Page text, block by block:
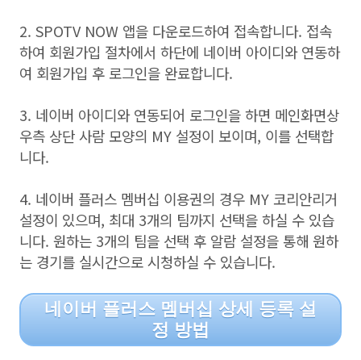
2. SPOTV NOW 앱을 다운로드하여 접속합니다. 접속
하여 회원가입 절차에서 하단에 네이버 아이디와 연동하
여 회원가입 후 로그인을 완료합니다.
3. 네이버 아이디와 연동되어 로그인을 하면 메인화면상
우측 상단 사람 모양의 MY 설정이 보이며, 이를 선택합
니다.
4. 네이버 플러스 멤버십 이용권의 경우 MY 코리안리거
설정이 있으며, 최대 3개의 팀까지 선택을 하실 수 있습
니다. 원하는 3개의 팀을 선택 후 알람 설정을 통해 원하
는 경기를 실시간으로 시청하실 수 있습니다.
네이버 플러스 멤버십 상세 등록 설
정 방법